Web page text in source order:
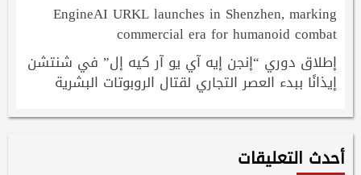
EngineAI URKL launches in Shenzhen, marking
commercial era for humanoid combat
إطلاق دوري “إنجن إيه آي يو آر كيه إل” في شنتشن
إيذانًا ببدء العصر التجاري لقتال الروبوتات البشرية
أحدث التعليقات